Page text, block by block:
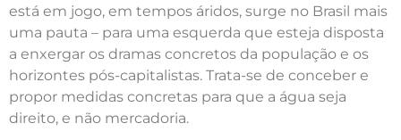
está em jogo, em tempos áridos, surge no Brasil mais
uma pauta – para uma esquerda que esteja disposta
a enxergar os dramas concretos da população e os
horizontes pós-capitalistas. Trata-se de conceber e
propor medidas concretas para que a água seja
direito, e não mercadoria.